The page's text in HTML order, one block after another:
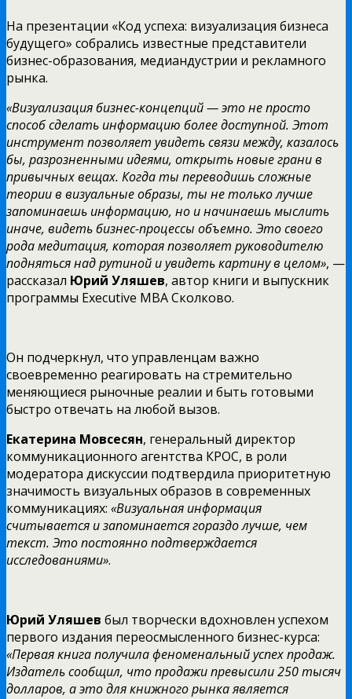
На презентации «Код успеха: визуализация бизнеса
будущего» собрались известные представители
бизнес-образования, медиандустрии и рекламного
рынка.
«Визуализация бизнес-концепций — это не просто
способ сделать информацию более доступной. Этот
инструмент позволяет увидеть связи между, казалось
бы, разрозненными идеями, открыть новые грани в
привычных вещах. Когда ты переводишь сложные
теории в визуальные образы, ты не только лучше
запоминаешь информацию, но и начинаешь мыслить
иначе, видеть бизнес-процессы объемно. Это своего
рода медитация, которая позволяет руководителю
подняться над рутиной и увидеть картину в целом», —
рассказал Юрий Уляшев, автор книги и выпускник
программы Executive MBA Сколково.
Он подчеркнул, что управленцам важно
своевременно реагировать на стремительно
меняющиеся рыночные реалии и быть готовыми
быстро отвечать на любой вызов.
Екатерина Мовсесян, генеральный директор
коммуникационного агентства КРОС, в роли
модератора дискуссии подтвердила приоритетную
значимость визуальных образов в современных
коммуникациях: «Визуальная информация
считывается и запоминается гораздо лучше, чем
текст. Это постоянно подтверждается
исследованиями».
Юрий Уляшев был творчески вдохновлен успехом
первого издания переосмысленного бизнес-курса:
«Первая книга получила феноменальный успех продаж.
Издатель сообщил, что продажи превысили 250 тысяч
долларов, а это для книжного рынка является